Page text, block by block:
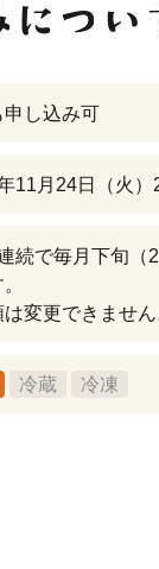
申し込み可
11月24日（火）
続で毎月下旬（
変更できません
冷蔵 冷凍